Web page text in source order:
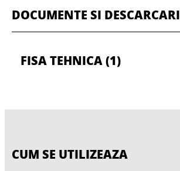
DOCUMENTE SI DESCARCARI
FISA TEHNICA(1)
CUM SE UTILIZEAZA